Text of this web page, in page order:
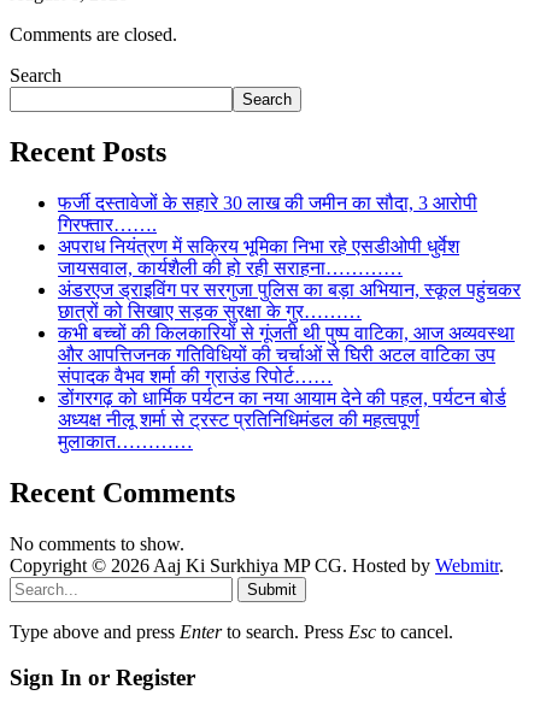
Comments are closed.
Search
Search
Recent Posts
फर्जी दस्तावेजों के सहारे 30 लाख की जमीन का सौदा, 3 आरोपी
गिरफ्तार…….
अपराध नियंत्रण में सक्रिय भूमिका निभा रहे एसडीओपी धुर्वेश
जायसवाल, कार्यशैली की हो रही सराहना…………
अंडरएज ड्राइविंग पर सरगुजा पुलिस का बड़ा अभियान, स्कूल पहुंचकर
छात्रों को सिखाए सड़क सुरक्षा के गुर………
कभी बच्चों की किलकारियों से गूंजती थी पुष्प वाटिका, आज अव्यवस्था
और आपत्तिजनक गतिविधियों की चर्चाओं से घिरी अटल वाटिका उप
संपादक वैभव शर्मा की ग्राउंड रिपोर्ट……
डोंगरगढ़ को धार्मिक पर्यटन का नया आयाम देने की पहल, पर्यटन बोर्ड
अध्यक्ष नीलू शर्मा से ट्रस्ट प्रतिनिधिमंडल की महत्वपूर्ण
मुलाकात…………
Recent Comments
No comments to show.
Copyright © 2026 Aaj Ki Surkhiya MP CG. Hosted by Webmitr.
Submit
Type above and press Enterto search. Press Esc to cancel.
Sign In or Register